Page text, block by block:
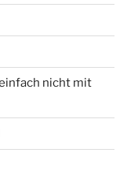
nicht mit